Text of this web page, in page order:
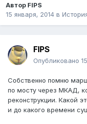
Автор FIPS
15 января, 2014 в
FIPS
Опубликовано
Собственно помню
по мосту через МКАД,
реконструкции. Какой
и до какого времени